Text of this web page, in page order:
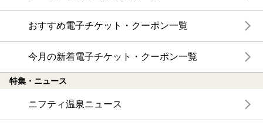
おすすめ電子チケット・クーポン一覧
今月の新着電子チケット・クーポン一覧
特集・ニュース
ニフティ温泉ニュース